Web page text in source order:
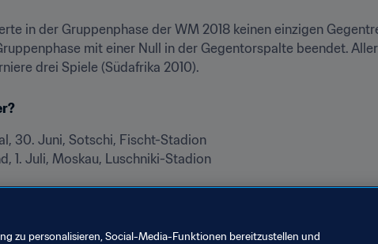
in der Gruppenphase der WM 2018 keinen einzigen
mit einer Null in der Gegentorspalte beendet.
drei Spiele (Südafrika 2010).
30. Juni, Sotschi, Fischt-Stadion
1. Juli, Moskau, Luschniki-Stadion
| Auf Facebook | Auf Instagram
zu personalisieren, Social-Media-Funktionen bereitzustellen und